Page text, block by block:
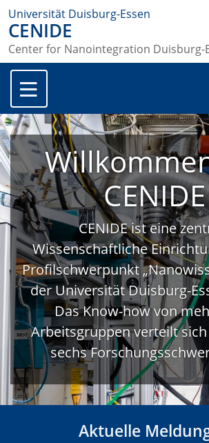
Universität Duisburg-Essen
CENIDE
Center for Nanointegration Duisburg-
CENIDE
CENIDE ist eine
Wissenschaftliche
Profilschwerpunkt
der Universität Duisburg-
Das Know-how von
Arbeitsgruppen verteilt
sechs
Aktuelle